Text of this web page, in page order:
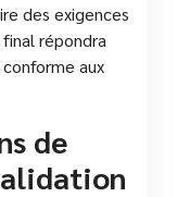
des exigences
répondra
aux
de